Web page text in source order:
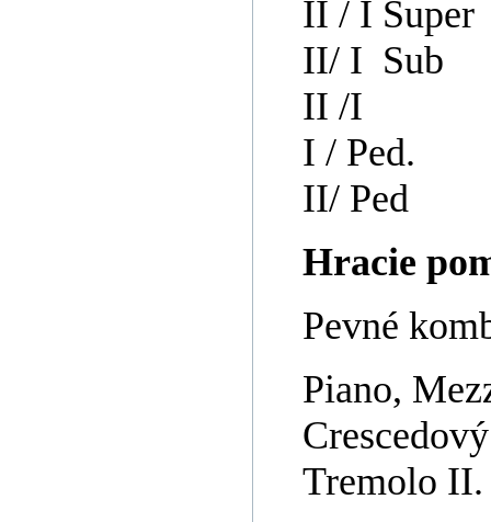
II / I Super
II/ I Sub
II /I
I / Ped.
II/ Ped
Hracie
Pevné
Piano,
Tremolo